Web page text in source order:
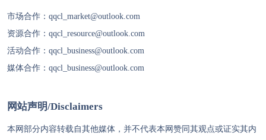
市场合作： qqcl_market@outlook.com
资源合作： qqcl_resource@outlook.com
活动合作： qqcl_business@outlook.com
媒体合作： qqcl_business@outlook.com
网站声明/Disclaimers
本网部分内容转载自其他媒体，并不代表本网赞同其观点或证实其内